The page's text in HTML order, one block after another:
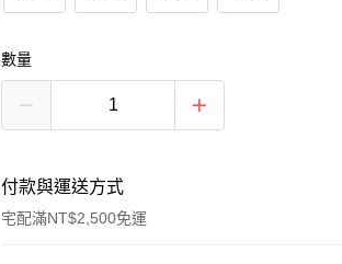
數量
付款與運送方式
宅配滿NT$2,500免運